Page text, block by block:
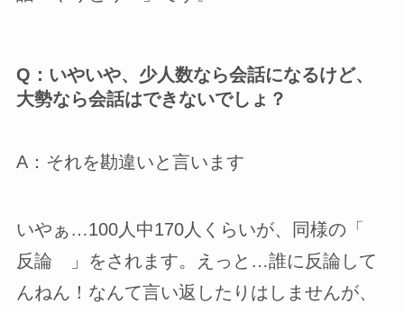
Q：いやいや、少人数なら会話になるけど、
大勢なら会話はできないでしょ？
A：それを勘違いと言います
いやぁ…100人中170人くらいが、同様の「
反論 」をされます。えっと…誰に反論して
んねん！なんて言い返したりはしませんが、